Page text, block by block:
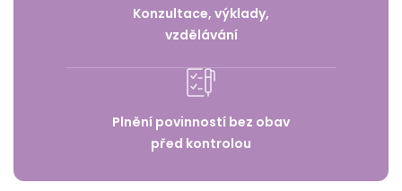
Konzultace, výklady,
vzdělávání
Plnění povinností bez obav
před kontrolou